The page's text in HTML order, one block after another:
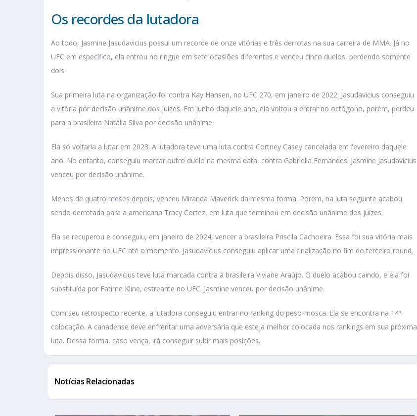
Os recordes da lutadora
Ao todo, Jasmine Jasudavicius possui um recorde de onze vitórias e três derrotas na sua carreira de MMA. Já no
UFC em específico, ela entrou no ringue em sete ocasiões diferentes e venceu cinco duelos, perdendo somente
dois.
Sua primeira luta na organização foi contra Kay Hansen, no UFC 270, em janeiro de 2022. Jasudavicius conseguiu
a vitória por decisão unânime dos juízes. Em junho daquele ano, ela voltou a entrar no octógono, porém, perdeu
para a brasileira Natália Silva por decisão unânime.
Ela só voltaria a lutar em 2023. A lutadora teve uma luta contra Cortney Casey cancelada em fevereiro daquele
ano. No entanto, conseguiu marcar outro duelo na mesma data, contra Gabriella Fernandes. Jasmine Jasudavicius
venceu por decisão unânime.
Menos de quatro meses depois, venceu Miranda Maverick da mesma forma. Porém, na luta seguinte acabou
sendo derrotada para a americana Tracy Cortez, em luta que terminou em decisão unânime dos juízes.
Ela se recuperou e conseguiu, em janeiro de 2024, vencer a brasileira Priscila Cachoeira. Essa foi sua vitória mais
impressionante no UFC até o momento. Jasudavicius conseguiu aplicar uma finalização no fim do terceiro round.
Depois disso, Jasudavicius teve luta marcada contra a brasileira Viviane Araújo. O duelo acabou caindo, e ela foi
substituída por Fatime Kline, estreante no UFC. Jasmine venceu por decisão unânime.
Com seu retrospecto recente, a lutadora conseguiu entrar no ranking do peso-mosca. Ela se encontra na 14ª
colocação. A canadense deve enfrentar uma adversária que esteja melhor colocada nos rankings em sua próxima
luta. Dessa forma, caso vença, irá conseguir subir mais posições.
Notícias Relacionadas